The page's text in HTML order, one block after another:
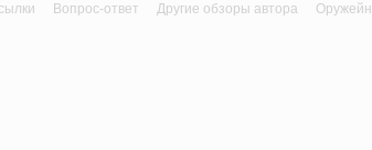
Вопрос-ответ Другие обзоры автора